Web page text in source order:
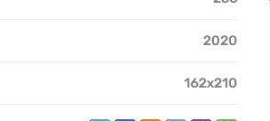
2020
162х210